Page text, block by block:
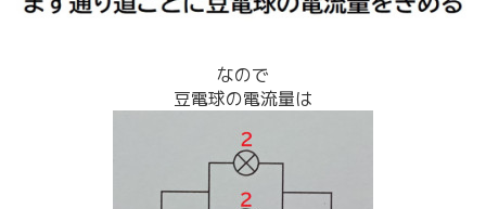
なので
豆電球の電流量は